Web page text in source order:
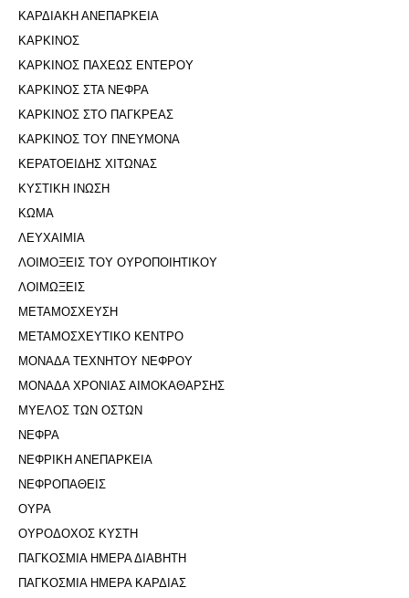
ΚΑΡΔΙΑΚΗ ΑΝΕΠΑΡΚΕΙΑ
ΚΑΡΚΙΝΟΣ
ΚΑΡΚΙΝΟΣ ΠΑΧΕΩΣ ΕΝΤΕΡΟΥ
ΚΑΡΚΙΝΟΣ ΣΤΑ ΝΕΦΡΑ
ΚΑΡΚΙΝΟΣ ΣΤΟ ΠΑΓΚΡΕΑΣ
ΚΑΡΚΙΝΟΣ ΤΟΥ ΠΝΕΥΜΟΝΑ
ΚΕΡΑΤΟΕΙΔΗΣ ΧΙΤΩΝΑΣ
ΚΥΣΤΙΚΗ ΙΝΩΣΗ
ΚΩΜΑ
ΛΕΥΧΑΙΜΙΑ
ΛΟΙΜΟΞΕΙΣ ΤΟΥ ΟΥΡΟΠΟΙΗΤΙΚΟΥ
ΛΟΙΜΩΞΕΙΣ
ΜΕΤΑΜΟΣΧΕΥΣΗ
ΜΕΤΑΜΟΣΧΕΥΤΙΚΟ ΚΕΝΤΡΟ
ΜΟΝΑΔΑ ΤΕΧΝΗΤΟΥ ΝΕΦΡΟΥ
ΜΟΝΑΔΑ ΧΡΟΝΙΑΣ ΑΙΜΟΚΑΘΑΡΣΗΣ
ΜΥΕΛΟΣ ΤΩΝ ΟΣΤΩΝ
ΝΕΦΡΑ
ΝΕΦΡΙΚΗ ΑΝΕΠΑΡΚΕΙΑ
ΝΕΦΡΟΠΑΘΕΙΣ
ΟΥΡΑ
ΟΥΡΟΔΟΧΟΣ ΚΥΣΤΗ
ΠΑΓΚΟΣΜΙΑ ΗΜΕΡΑ ΔΙΑΒΗΤΗ
ΠΑΓΚΟΣΜΙΑ ΗΜΕΡΑ ΚΑΡΔΙΑΣ